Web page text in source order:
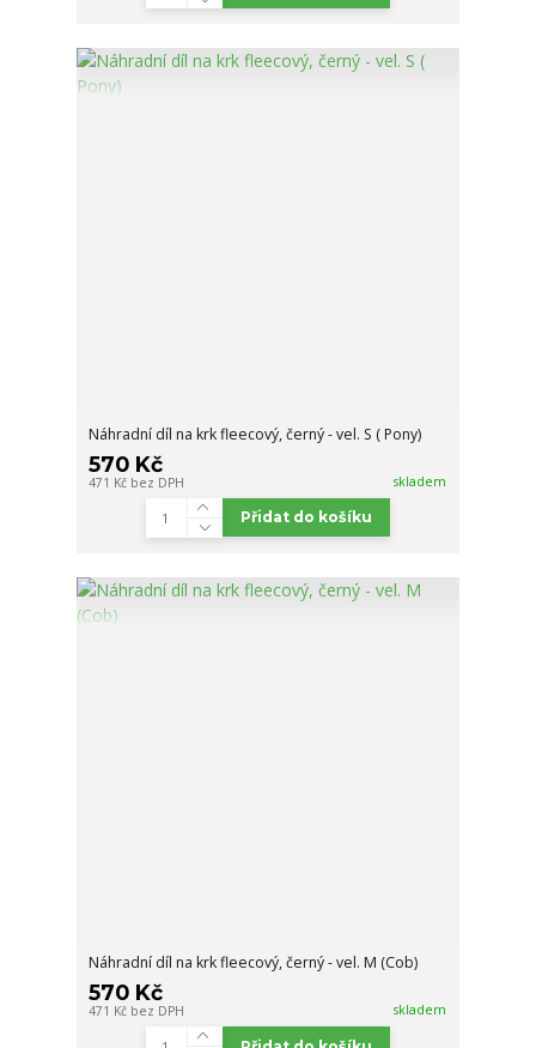
Náhradní díl na krk fleecový, černý - vel. S ( Pony)
570 Kč
471 Kč bez DPH skladem
Přidat do košíku
Náhradní díl na krk fleecový, černý - vel. M (Cob)
570 Kč
471 Kč bez DPH skladem